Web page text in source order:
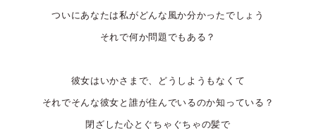
ついにあなたは私がどんな風か分かったでしょう
それで何か問題でもある？
彼女はいかさまで、どうしようもなくて
それでそんな彼女と誰が住んでいるのか知っている？
閉ざした心とぐちゃぐちゃの髪で